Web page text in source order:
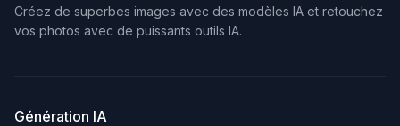
Créez de superbes images avec des modèles IA et retouchez
vos photos avec de puissants outils IA.
Génération IA